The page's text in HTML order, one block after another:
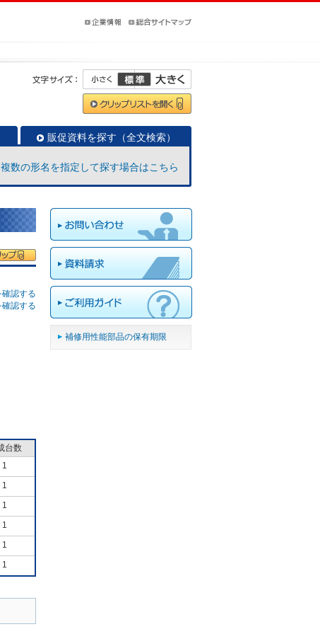
販促資料を探す（全文検索）
複数の形名を指定して探す場合はこちら
認する
認する
台数
1
1
1
1
1
1
補修用性能部品の保有期限